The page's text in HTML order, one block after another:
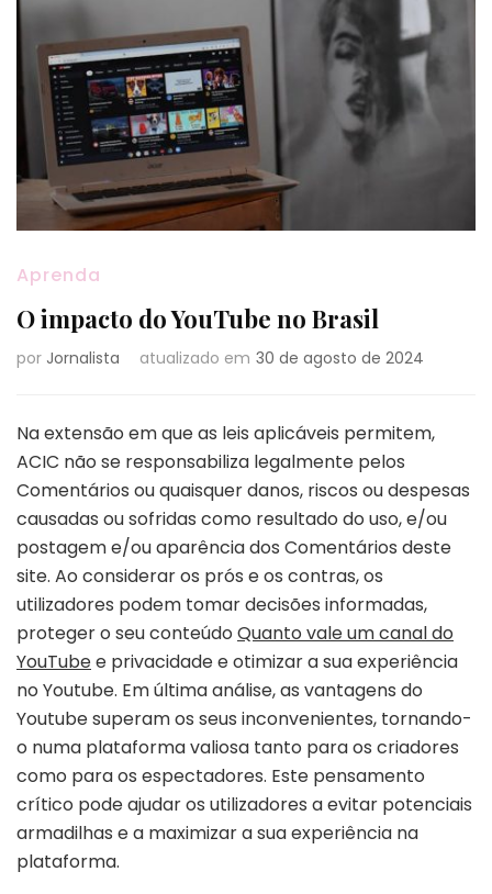
Aprenda
O impacto do YouTube no Brasil
por Jornalista atualizado em 30 de agosto de 2024
Na extensão em que as leis aplicáveis permitem,
ACIC não se responsabiliza legalmente pelos
Comentários ou quaisquer danos, riscos ou despesas
causadas ou sofridas como resultado do uso, e/ou
postagem e/ou aparência dos Comentários deste
site. Ao considerar os prós e os contras, os
utilizadores podem tomar decisões informadas,
proteger o seu conteúdo Quanto vale um canal do
YouTubee privacidade e otimizar a sua experiência
no Youtube. Em última análise, as vantagens do
Youtube superam os seus inconvenientes, tornando-
o numa plataforma valiosa tanto para os criadores
como para os espectadores. Este pensamento
crítico pode ajudar os utilizadores a evitar potenciais
armadilhas e a maximizar a sua experiência na
plataforma.